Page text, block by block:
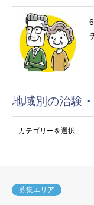
地域別の治験
募集エリア